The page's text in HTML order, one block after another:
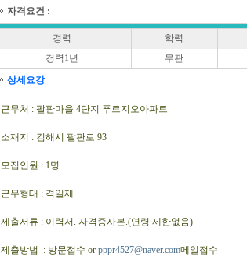
자격요건 :
경력 학력
경력1년
무관
상세요강
근무처 : 팔판마을 4단지 푸르지오아파트
소재지 : 김해시 팔판로 93
모집인원 : 1명
근무형태 : 격일제
제출서류 : 이력서. 자격증사본.(연령 제한없음)
제출방법 : 방문접수 or pppr4527@naver.com메일접수